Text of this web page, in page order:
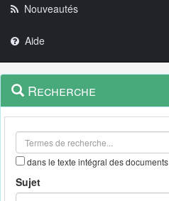
Nouveautés
Aide
Navigation
outils
Menu
contextuel
Recherche
dans le texte intégral des documents
Sujet